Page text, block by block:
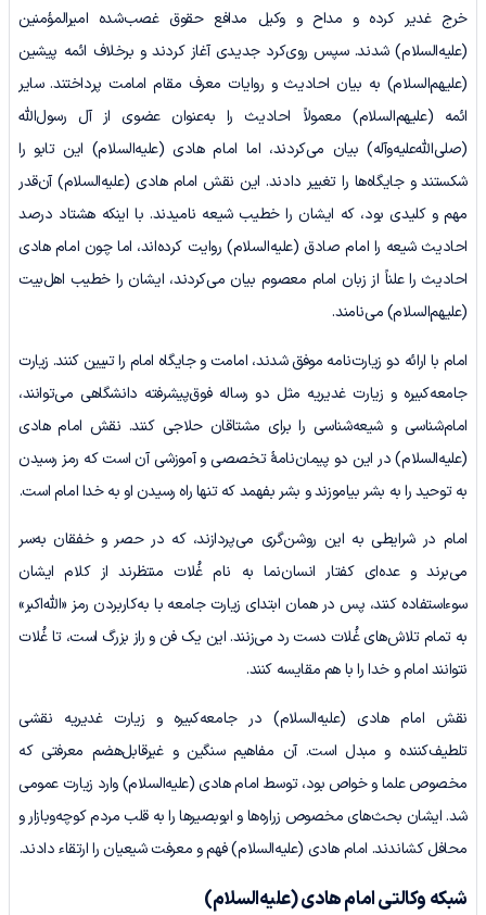
خرج غدیر کرده و مداح و وکیل مدافع حقوق غصب‌شده امیرالمؤمنین
(علیه‌السلام) شدند. سپس روی‌کرد جدیدی آغاز کردند و برخلاف ائمه پیشین
(علیهم‌السلام) به بیان احادیث و روایات معرف مقام امامت پرداختند. سایر
ائمه (علیهم‌السلام) معمولاً احادیث را به‌عنوان عضوی از آل رسول‌الله
(صلی‌الله‌علیه‌وآله) بیان می‌کردند، اما امام هادی (علیه‌السلام) این تابو را
شکستند و جایگاه‌ها را تغییر دادند. این نقش امام هادی (علیه‌السلام) آن‌قدر
مهم و کلیدی بود، که ایشان را خطیب شیعه نامیدند. با اینکه هشتاد درصد
احادیث شیعه را امام صادق (علیه‌السلام) روایت کرده‌اند، اما چون امام هادی
احادیث را علناً از زبان امام معصوم بیان می‌کردند، ایشان را خطیب اهل‌بیت
(علیهم‌السلام) می‌نامند.
امام با ارائه دو زیارت‌نامه موفق شدند، امامت و جایگاه امام را تبیین کنند. زیارت
جامعه‌کبیره و زیارت غدیریه مثل دو رساله فوق‌پیشرفته دانشگاهی می‌توانند،
امام‌شناسی و شیعه‌شناسی را برای مشتاقان حلاجی کنند. نقش امام هادی
(علیه‌السلام) در این دو پیمان‌نامۀ تخصصی و آموزشی آن است که رمز رسیدن
به توحید را به بشر بیاموزند و بشر بفهمد که تنها راه رسیدن او به خدا امام است.
امام در شرایطی به این روشن‌گری می‌پردازند، که در حصر و خفقان به‌سر
می‌برند و عده‌ای کفتار انسان‌نما به نام غُلات منتظرند از کلام ایشان
سوءاستفاده کنند، پس در همان ابتدای زیارت جامعه با به‌کاربردن رمز «الله‌اکبر»
به تمام تلاش‌های غُلات دست رد می‌زنند. این یک فن و راز بزرگ است، تا غُلات
نتوانند امام و خدا را با هم مقایسه کنند.
نقش امام هادی (علیه‌السلام) در جامعه‌کبیره و زیارت غدیریه نقشی
تلطیف‌کننده و مبدل است. آن مفاهیم سنگین و غیرقابل‌هضم معرفتی که
مخصوص علما و خواص بود، توسط امام هادی (علیه‌السلام) وارد زیارت عمومی
شد. ایشان بحث‌های مخصوص زراره‌ها و ابوبصیرها را به قلب مردم کوچه‌وبازار و
محافل کشاندند. امام هادی (علیه‌السلام) فهم و معرفت شیعیان را ارتقاء دادند.
شبکه وکالتی امام هادی(علیه‌السلام)